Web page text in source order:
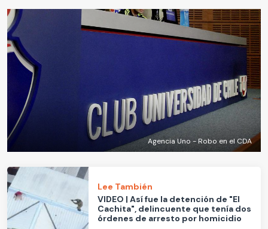
Agencia Uno - Robo en el CDA
Lee También
VIDEO | Así fue la detención de "El
Cachita", delincuente que tenía dos
órdenes de arresto por homicidio